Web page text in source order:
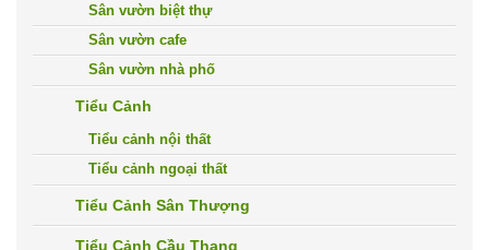
Sân vườn biệt thự
Sân vườn cafe
Sân vườn nhà phố
Tiểu Cảnh
Tiểu cảnh nội thất
Tiểu cảnh ngoại thất
Tiểu Cảnh Sân Thượng
Tiểu Cảnh Cầu Thang